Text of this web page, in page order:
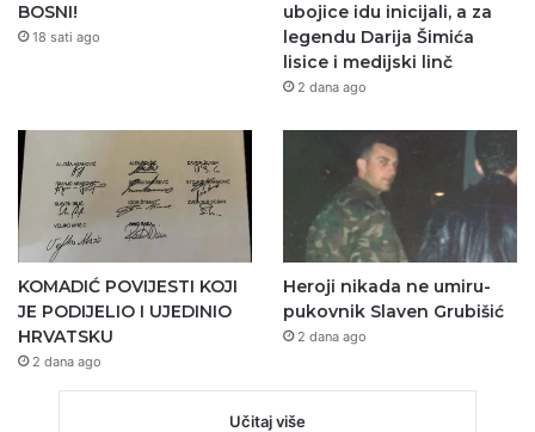
BOSNI!
18 sati ago
ubojice idu inicijali, a za
legendu Darija Šimića
lisice i medijski linč
2 dana ago
KOMADIĆ POVIJESTI KOJI
JE PODIJELIO I UJEDINIO
HRVATSKU
2 dana ago
Heroji nikada ne umiru-
pukovnik Slaven Grubišić
2 dana ago
Učitaj više